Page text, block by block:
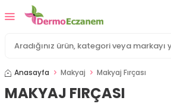
Anasayfa Makyaj Makyaj Fırçası
MAKYAJ FIRÇASI